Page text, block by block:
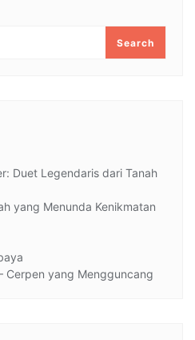
Search
Duet Legendaris dari Tanah
yang Menunda Kenikmatan
Cerpen yang Mengguncang